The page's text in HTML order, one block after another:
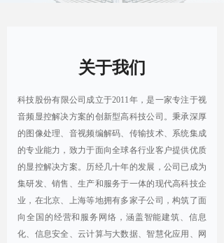
关于我们
科技股份有限公司成立于2011年，是一家专注于视
音频显控解决方案的创新型高科技公司。秉承深厚
的图像处理、音视频编解码、传输技术、系统集成
的专业能力，致力于面向全球各行业客户提供优质
的显控解决方案。历经几十年的发展，公司已成为
集研发、销售、生产和服务于一体的现代高科技企
业，在北京、上海等地拥有多家子公司，构筑了面
向全国的经营和服务网络，涵盖智能建筑、信息
化、信息安全、云计算与大数据、智慧化应用、网